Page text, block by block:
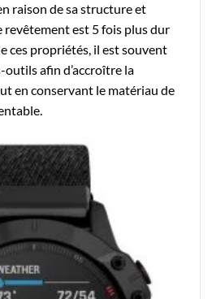
raison de sa structure et
revêtement est 5 fois plus dur
ces propriétés, il est souvent
afin d’accroître la
en conservant le matériau de